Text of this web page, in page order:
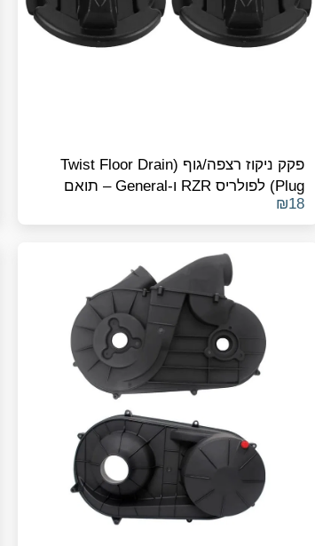
פקק ניקוז רצפה/גוף (Twist Floor Drain
Plug) לפולריס RZR ו-General – תואם
מק"ט 8414694
₪18